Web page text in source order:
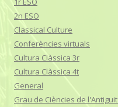
2n ESO
Classical Culture
Conferències virtuals
Cultura Clàssica 3r
Cultura Clàssica 4t
General
Grau de Ciències de